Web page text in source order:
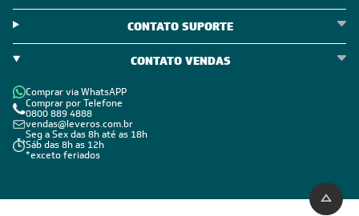
CONTATO SUPORTE
CONTATO VENDAS
Comprar via WhatsAPP
Comprar por Telefone
0800 889 4888
vendas@leveros.com.br
Seg a Sex das 8h até as 18h
Sáb das 8h as 12h
*exceto feriados